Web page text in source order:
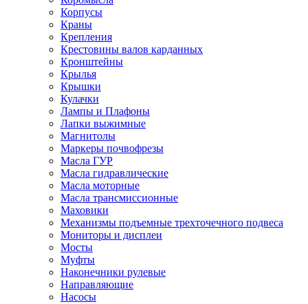
Корпусы
Краны
Крепления
Крестовины валов карданных
Кронштейны
Крылья
Крышки
Кулачки
Лампы и Плафоны
Лапки выжимные
Магнитолы
Маркеры почвофрезы
Масла ГУР
Масла гидравлические
Масла моторные
Масла трансмиссионные
Маховики
Механизмы подъемные трехточечного подвеса
Мониторы и дисплеи
Мосты
Муфты
Наконечники рулевые
Направляющие
Насосы